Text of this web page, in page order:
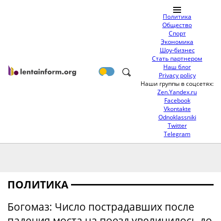
Политика
Общество
Спорт
Экономика
Шоу-бизнес
Стать партнером
Наш блог
Privacy policy
Наши группы в соцсетях:
Zen.Yandex.ru
Facebook
Vkontakte
Odnoklassniki
Twitter
Telegram
ПОЛИТИКА
Богомаз: Число пострадавших после